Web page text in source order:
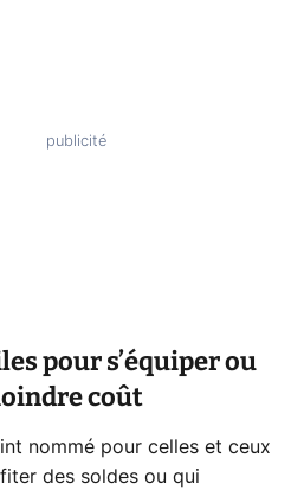
pour s’équiper ou
coût
nommé pour celles et ceux
des soldes ou qui